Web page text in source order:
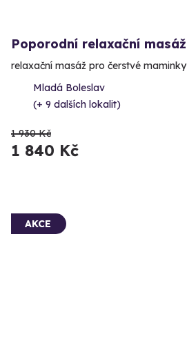
Poporodní relaxační masáž
relaxační masáž pro čerstvé maminky
Mladá Boleslav
(+ 9 dalších lokalit)
1 930 Kč
1 840 Kč
AKCE